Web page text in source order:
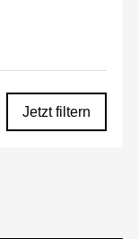
Jetzt filtern